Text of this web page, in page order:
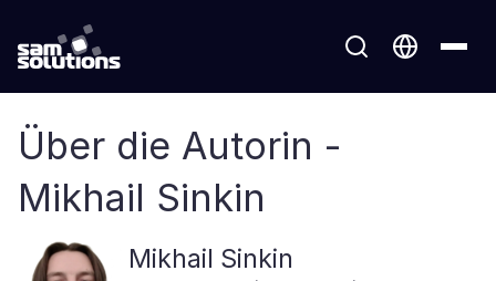
Über die Autorin -
Mikhail Sinkin
Mikhail Sinkin